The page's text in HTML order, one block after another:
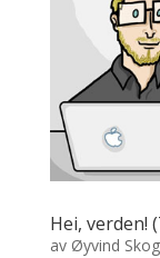
Hei, verden!
av Øyvind